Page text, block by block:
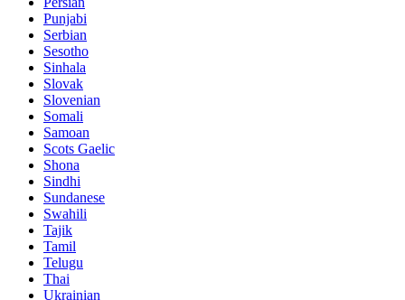
Punjabi
Serbian
Sesotho
Sinhala
Slovak
Slovenian
Somali
Samoan
Scots Gaelic
Shona
Sindhi
Sundanese
Swahili
Tajik
Tamil
Telugu
Thai
Ukrainian